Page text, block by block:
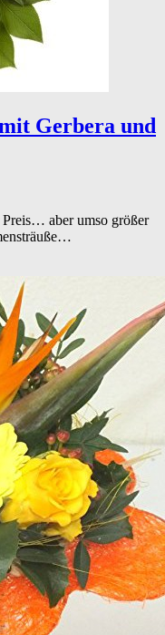
Gerbera und
aber umso größer